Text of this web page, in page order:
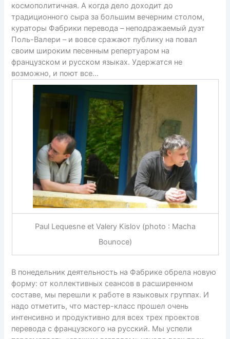
космополитичная. А когда дело доходит до
традиционного сыра за большим вечерним столом,
кураторы Фабрики перевода – неподражаемый дуэт
Поль-Валери – и вовсе сражают публику на повал
своим широким песенным репертуаром на
французском и русском языках. Удержатся не
возможно, и поют все…
Paul Lequesne et Valery Kislov (photo : Macha
Bounoce)
В понедельник деятельность на Фабрике обрела новую
форму: от коллективных сеансов в расширенном
составе, мы перешли к работе в языковых группах. И
надо отметить, что мастер-класс прошел очень
интенсивно и продуктивно для всех трех проектов
перевода с французского на русский. Мы успели